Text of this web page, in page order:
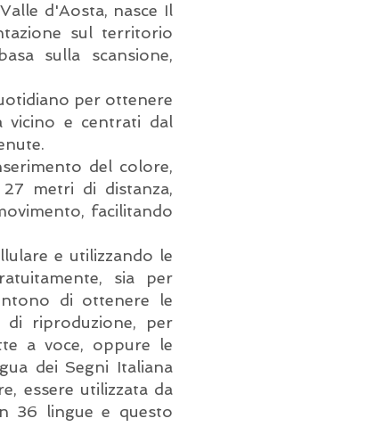
d'Aosta, nasce Il
sul territorio
sulla scansione,
per ottenere
vicino e centrati dal
del colore,
metri di distanza,
facilitando
e utilizzando le
sia per
di ottenere le
di riproduzione, per
a voce, oppure le
dei Segni Italiana
essere utilizzata da
36 lingue e questo